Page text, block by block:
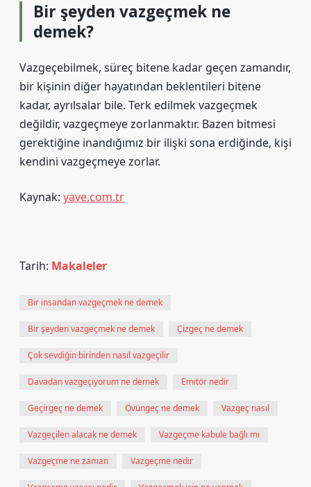
Bir şeyden vazgeçmek ne
demek?
Vazgeçebilmek, süreç bitene kadar geçen zamandır,
bir kişinin diğer hayatından beklentileri bitene
kadar, ayrılsalar bile. Terk edilmek vazgeçmek
değildir, vazgeçmeye zorlanmaktır. Bazen bitmesi
gerektiğine inandığımız bir ilişki sona erdiğinde, kişi
kendini vazgeçmeye zorlar.
Kaynak: yave.com.tr
Tarih: Makaleler
Bir insandan vazgeçmek ne demek
Bir şeyden vazgeçmek ne demek Çizgeç ne demek
Çok sevdiğin birinden nasıl vazgeçilir
Davadan vazgeçiyorum ne demek Emitör nedir
Geçirgeç ne demek Övüngeç ne demek Vazgeç nasıl
Vazgeçilen alacak ne demek Vazgeçme kabule bağlı mı
Vazgeçme ne zaman Vazgeçme nedir